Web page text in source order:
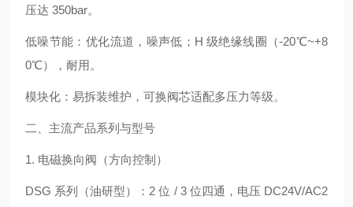
压达 350bar。
低噪节能：优化流道，噪声低；H 级绝缘线圈（-20℃~+8
0℃），耐用。
模块化：易拆装维护，可换阀芯适配多压力等级。
二、主流产品系列与型号
1. 电磁换向阀（方向控制）
DSG 系列（油研型）：2 位 / 3 位四通，电压 DC24V/AC2